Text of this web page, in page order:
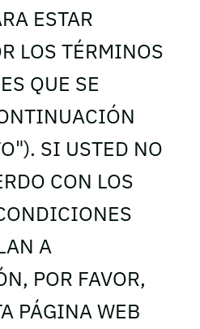
ESTAR
LOS TÉRMINOS
QUE SE
SI USTED NO
CON LOS
A
POR FAVOR,
PÁGINA WEB